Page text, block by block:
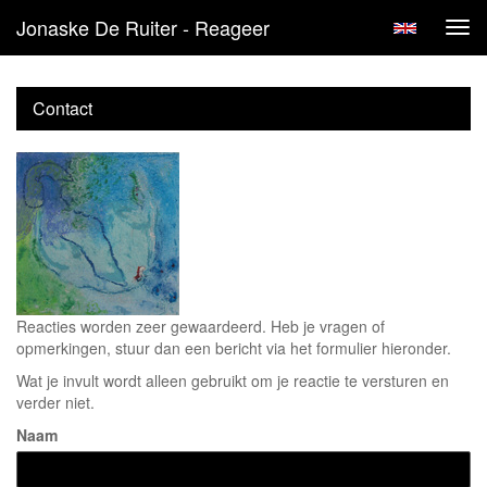
Jonaske De Ruiter - Reageer
Contact
Reacties worden zeer gewaardeerd. Heb je vragen of
opmerkingen, stuur dan een bericht via het formulier hieronder.
Wat je invult wordt alleen gebruikt om je reactie te versturen en
verder niet.
Naam